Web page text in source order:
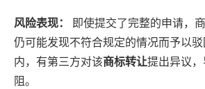
风险表现：
即使提交了完整的申请，
仍可能发现不符合规定的情况而予以
内，有第三方对该商标转让提出异议
阻。